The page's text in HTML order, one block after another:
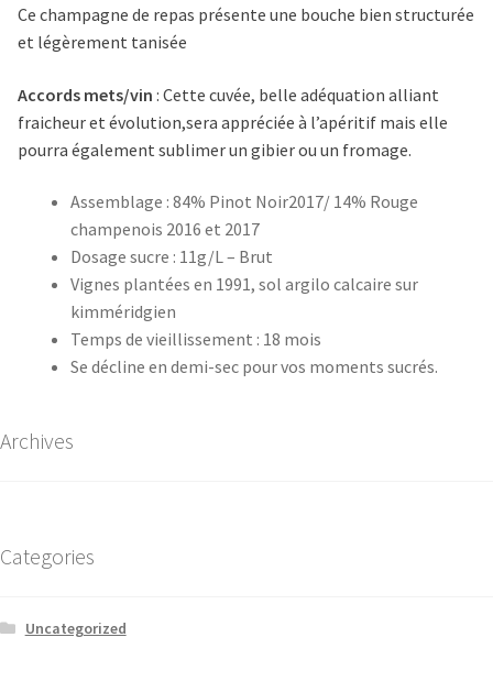
Ce champagne de repas présente une bouche bien structurée
et légèrement tanisée
Accords mets/vin : Cette cuvée, belle adéquation alliant
fraicheur et évolution,sera appréciée à l’apéritif mais elle
pourra également sublimer un gibier ou un fromage.
Assemblage : 84% Pinot Noir2017/ 14% Rouge
champenois 2016 et 2017
Dosage sucre : 11g/L – Brut
Vignes plantées en 1991, sol argilo calcaire sur
kimméridgien
Temps de vieillissement : 18 mois
Se décline en demi-sec pour vos moments sucrés.
Archives
Categories
Uncategorized